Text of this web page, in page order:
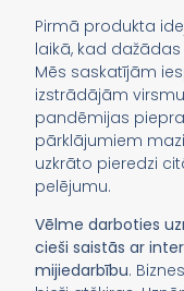
Pirmā produkta
laikā, kad
Mēs saskatījām
izstrādājām
pandēmijas
pārklājumiem
uzkrāto pieredzi
pelējumu.
Vēlme darboties
cieši saistās ar
mijiedarbību.